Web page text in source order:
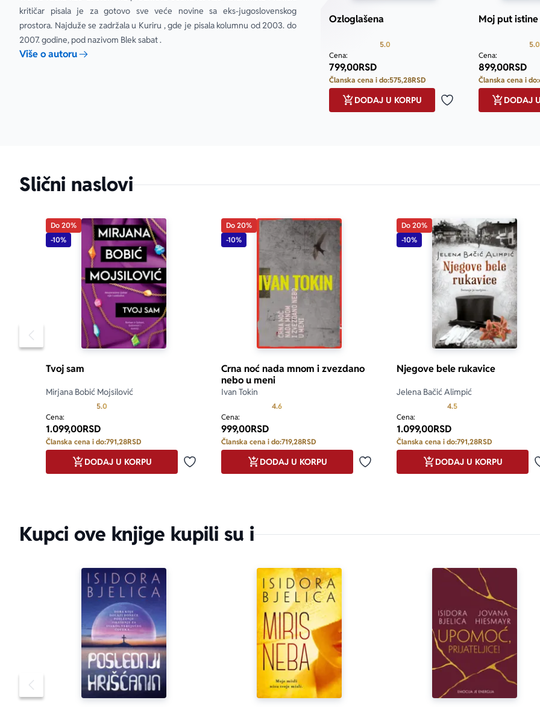
kritičar pisala je za gotovo sve veće novine sa eks-jugoslovenskog
prostora. Najduže se zadržala u Kuriru , gde je pisala kolumnu od 2003. do
2007. godine, pod nazivom Blek sabat .
Više o autoru
Ozloglašena
5.0
Cena:
799,00RSD
Članska cena i do:575,28RSD
Dodaj u omiljene
DODAJ U KORPU
Moj put istine
5.0
Cena:
899,00RSD
Članska cena i do:
DODAJ
Slični naslovi
Pomeranje sadržaja slajdera u levo
Do 20%
-10%
Tvoj sam
Mirjana Bobić Mojsilović
5.0
Cena:
1.099,00RSD
Članska cena i do:791,28RSD
Dodaj u omiljene
DODAJ U KORPU
Do 20%
-10%
Crna noć nada mnom i zvezdano
nebo u meni
Ivan Tokin
4.6Prosecna ocena je 4.6 od 5
Cena:
999,00RSD
Članska cena i do:719,28RSD
Dodaj u omiljene
DODAJ U KORPU
Do 20%
-10%
Njegove bele rukavice
Jelena Bačić Alimpić
4.5Prosecna ocena je 4.5 od
Cena:
1.099,00RSD
Članska cena i do:791,28RSD
DODAJ U KORPU
Kupci ove knjige kupili su i
Pomeranje sadržaja slajdera u levo